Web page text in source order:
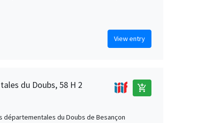
View entry
du Doubs, 58 H 2 add_shopping_cart
départementales du Doubs de Besançon